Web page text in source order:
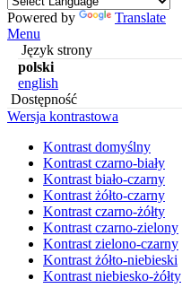
Powered by
Translate
Menu
Język strony
polski
english
Dostępność
Wersja kontrastowa
Kontrast domyślny
Kontrast czarno-biały
Kontrast biało-czarny
Kontrast żółto-czarny
Kontrast czarno-żółty
Kontrast czarno-zielony
Kontrast zielono-czarny
Kontrast żółto-niebieski
Kontrast niebiesko-żółty